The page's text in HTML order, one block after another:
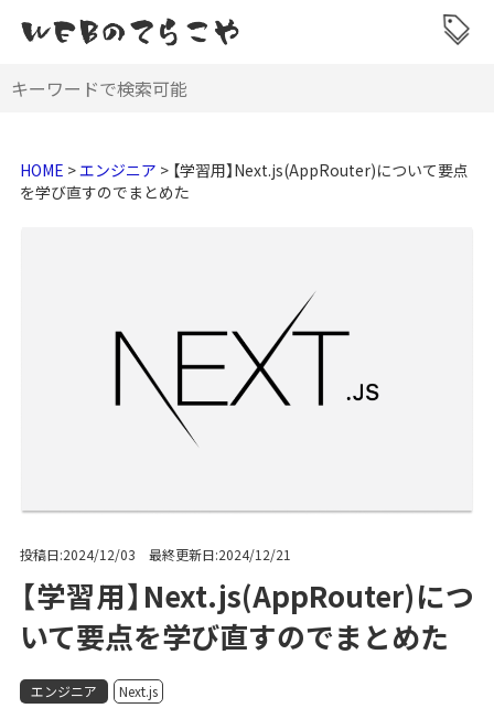
HOME >エンジニア > 【学習用】Next.js(AppRouter)について要点
を学び直すのでまとめた
投稿日:2024/12/03 最終更新日:2024/12/21
【学習用】Next.js(AppRouter)につ
いて要点を学び直すのでまとめた
エンジニア Next.js